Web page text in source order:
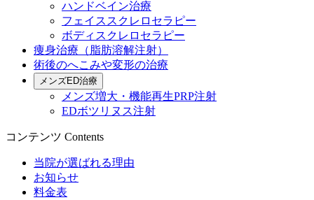
ハンドベイン治療
フェイススクレロセラピー
ボディスクレロセラピー
痩身治療（脂肪溶解注射）
術後のへこみや変形の治療
メンズED治療
メンズ増大・機能再生PRP注射
EDボツリヌス注射
コンテンツ Contents
当院が選ばれる理由
お知らせ
料金表